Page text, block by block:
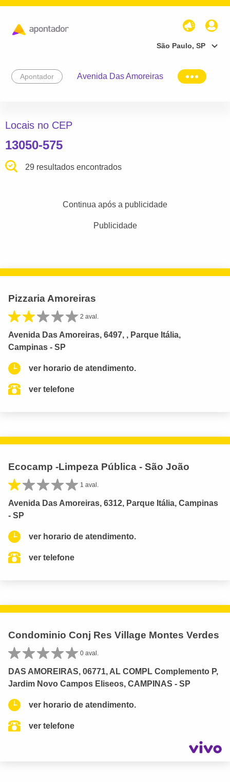
São Paulo, SP
Apontador Avenida Das Amoreiras
Locais no CEP
13050-575
29 resultados encontrados
Continua após a publicidade
Publicidade
Pizzaria Amoreiras
2 aval.
Avenida Das Amoreiras, 6497, , Parque Itália,
Campinas - SP
ver horario de atendimento.
ver telefone
Ecocamp -Limpeza Pública - São João
1 aval.
Avenida Das Amoreiras, 6312, Parque Itália, Campinas
- SP
ver horario de atendimento.
ver telefone
Condominio Conj Res Village Montes Verdes
0 aval.
DAS AMOREIRAS, 06771, AL COMPL Complemento P,
Jardim Novo Campos Eliseos, CAMPINAS - SP
ver horario de atendimento.
ver telefone